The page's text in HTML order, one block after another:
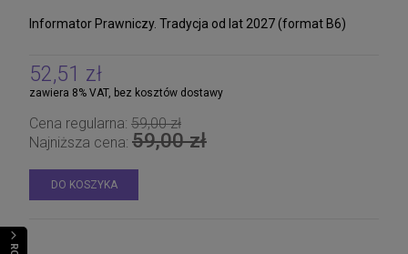
Informator Prawniczy. Tradycja od lat 2027 (format B6)
52,51 zł
zawiera 8% VAT, bez kosztów dostawy
Cena regularna: 59,00 zł
Najniższa cena: 59,00 zł
DO KOSZYKA